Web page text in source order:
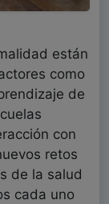
están
como
de
con
retos
de la salud
cada uno